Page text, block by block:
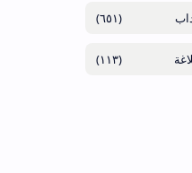
(٦٥١)
(١١٣)